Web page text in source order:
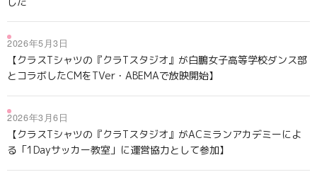
【クラスTシャツの『クラTスタジオ』が白鵬女子高等学校ダンス部
とコラボしたCMをTVer・ABEMAで放映開始】
2026年5月3日
【クラスTシャツの『クラTスタジオ』がACミランアカデミーによ
る「1Dayサッカー教室」に運営協力として参加】
2026年3月6日